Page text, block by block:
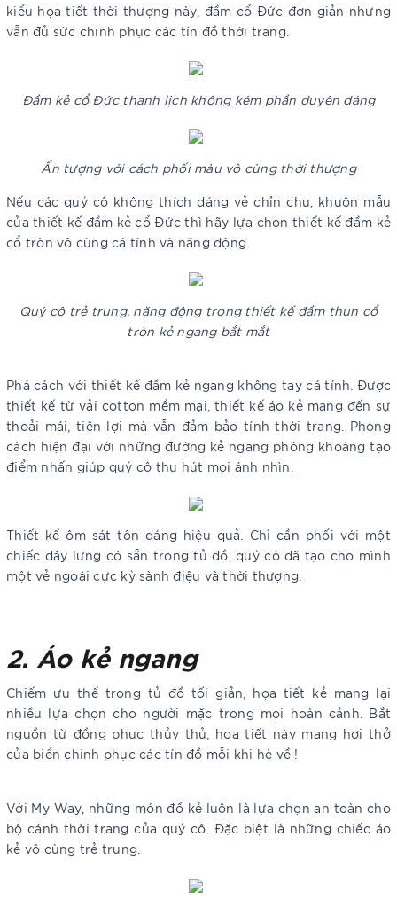
kiểu họa tiết thời thượng này, đầm cổ Đức đơn giản nhưng
vẫn đủ sức chinh phục các tín đồ thời trang.
Đầm kẻ cổ Đức thanh lịch không kém phần duyên dáng
Ấn tượng với cách phối màu vô cùng thời thượng
Nếu các quý cô không thích dáng vẻ chỉn chu, khuôn mẫu
của thiết kế đầm kẻ cổ Đức thì hãy lựa chọn thiết kế đầm kẻ
cổ tròn vô cùng cá tính và năng động.
Quý cô trẻ trung, năng động trong thiết kế đầm thun cổ
tròn kẻ ngang bắt mắt
Phá cách với thiết kế đầm kẻ ngang không tay cá tính. Được
thiết kế từ vải cotton mềm mại, thiết kế áo kẻ mang đến sự
thoải mái, tiện lợi mà vẫn đảm bảo tính thời trang. Phong
cách hiện đại với những đường kẻ ngang phóng khoáng tạo
điểm nhấn giúp quý cô thu hút mọi ánh nhìn.
Thiết kế ôm sát tôn dáng hiệu quả. Chỉ cần phối với một
chiếc dây lưng có sẵn trong tủ đồ, quý cô đã tạo cho mình
một vẻ ngoài cực kỳ sành điệu và thời thượng.
2. Áo kẻ ngang
Chiếm ưu thế trong tủ đồ tối giản, họa tiết kẻ mang lại
nhiều lựa chọn cho người mặc trong mọi hoàn cảnh. Bắt
nguồn từ đồng phục thủy thủ, họa tiết này mang hơi thở
của biển chinh phục các tín đồ mỗi khi hè về !
Với My Way, những món đồ kẻ luôn là lựa chọn an toàn cho
bộ cánh thời trang của quý cô. Đặc biệt là những chiếc áo
kẻ vô cùng trẻ trung.